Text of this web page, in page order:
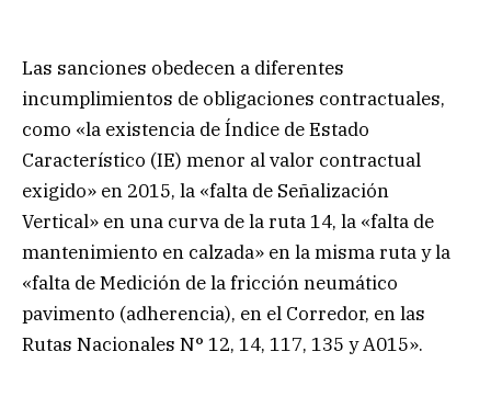
Las sanciones obedecen a diferentes
incumplimientos de obligaciones contractuales,
como «la existencia de Índice de Estado
Característico (IE) menor al valor contractual
exigido» en 2015, la «falta de Señalización
Vertical» en una curva de la ruta 14, la «falta de
mantenimiento en calzada» en la misma ruta y la
«falta de Medición de la fricción neumático
pavimento (adherencia), en el Corredor, en las
Rutas Nacionales N° 12, 14, 117, 135 y A015».